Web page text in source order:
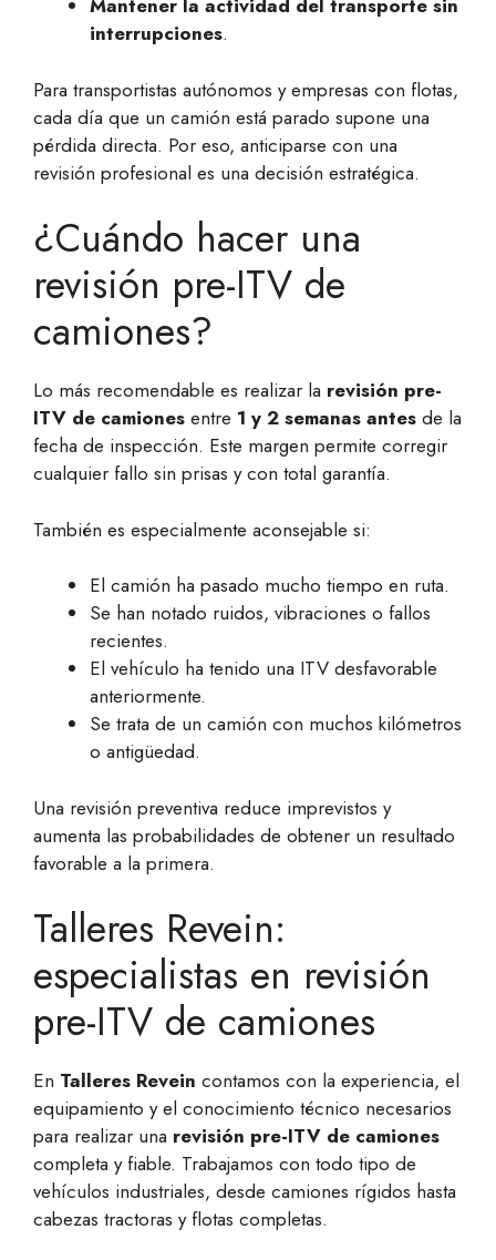
Mantener la actividad del transporte sin
interrupciones.
Para transportistas autónomos y empresas con flotas,
cada día que un camión está parado supone una
pérdida directa. Por eso, anticiparse con una
revisión profesional es una decisión estratégica.
¿Cuándo hacer una
revisión pre-ITV de
camiones?
Lo más recomendable es realizar la revisión pre-
ITV de camiones entre 1 y 2 semanas antes de la
fecha de inspección. Este margen permite corregir
cualquier fallo sin prisas y con total garantía.
También es especialmente aconsejable si:
El camión ha pasado mucho tiempo en ruta.
Se han notado ruidos, vibraciones o fallos
recientes.
El vehículo ha tenido una ITV desfavorable
anteriormente.
Se trata de un camión con muchos kilómetros
o antigüedad.
Una revisión preventiva reduce imprevistos y
aumenta las probabilidades de obtener un resultado
favorable a la primera.
Talleres Revein:
especialistas en revisión
pre-ITV de camiones
En Talleres Revein contamos con la experiencia, el
equipamiento y el conocimiento técnico necesarios
para realizar una revisión pre-ITV de camiones
completa y fiable. Trabajamos con todo tipo de
vehículos industriales, desde camiones rígidos hasta
cabezas tractoras y flotas completas.